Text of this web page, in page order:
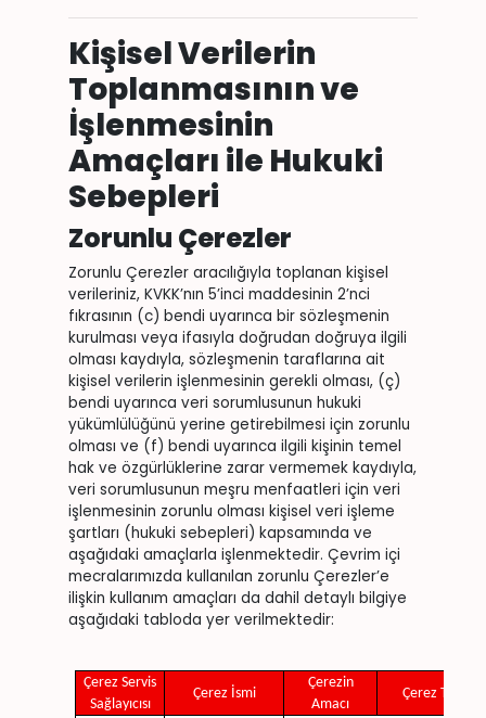
Kişisel Verilerin
Toplanmasının ve
İşlenmesinin
Amaçları ile Hukuki
Sebepleri
Zorunlu Çerezler
Zorunlu Çerezler aracılığıyla toplanan kişisel
verileriniz, KVKK’nın 5’inci maddesinin 2’nci
fıkrasının (c) bendi uyarınca bir sözleşmenin
kurulması veya ifasıyla doğrudan doğruya ilgili
olması kaydıyla, sözleşmenin taraflarına ait
kişisel verilerin işlenmesinin gerekli olması, (ç)
bendi uyarınca veri sorumlusunun hukuki
yükümlülüğünü yerine getirebilmesi için zorunlu
olması ve (f) bendi uyarınca ilgili kişinin temel
hak ve özgürlüklerine zarar vermemek kaydıyla,
veri sorumlusunun meşru menfaatleri için veri
işlenmesinin zorunlu olması kişisel veri işleme
şartları (hukuki sebepleri) kapsamında ve
aşağıdaki amaçlarla işlenmektedir. Çevrim içi
mecralarımızda kullanılan zorunlu Çerezler’e
ilişkin kullanım amaçları da dahil detaylı bilgiye
aşağıdaki tabloda yer verilmektedir:
Çerez Servis
Sağlayıcısı
Çerez İsmi
Çerezin
Amacı
Çerez Tipi